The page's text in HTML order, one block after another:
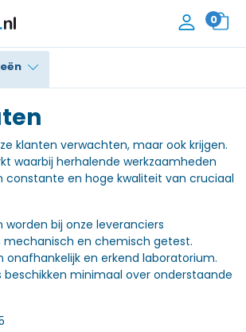
0
klanten verwachten, maar ook krijgen.
waarbij herhalende werkzaamheden
constante en hoge kwaliteit van cruciaal
worden bij onze leveranciers
mechanisch en chemisch getest.
onafhankelijk en erkend laboratorium.
beschikken minimaal over onderstaande